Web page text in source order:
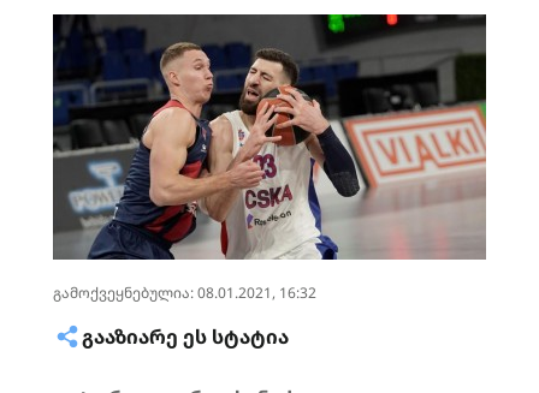
გამოქვეყნებულია: 08.01.2021, 16:32
ᲒᲐᲐᲖᲘᲐᲠᲔ ᲔᲡ ᲡᲢᲐᲢᲘᲐ